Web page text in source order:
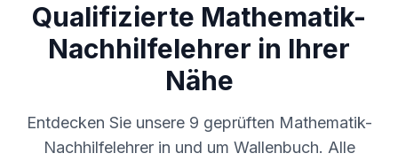
Qualifizierte Mathematik-
Nachhilfelehrer in Ihrer
Nähe
Entdecken Sie unsere 9 geprüften Mathematik-
Nachhilfelehrer in und um Wallenbuch. Alle